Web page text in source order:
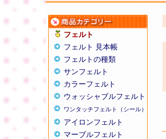
フェルト
フェルト 見本帳
フェルトの種類
サンフェルト
カラーフェルト
ウォッシャブルフェルト
ワンタッチフェルト（シール）
アイロンフェルト
マーブルフェルト